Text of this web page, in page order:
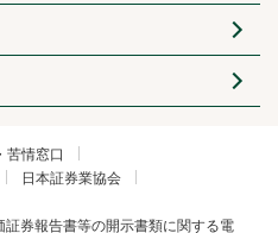
苦情窓口
日本証券業協会
券報告書等の開示書類に関する電